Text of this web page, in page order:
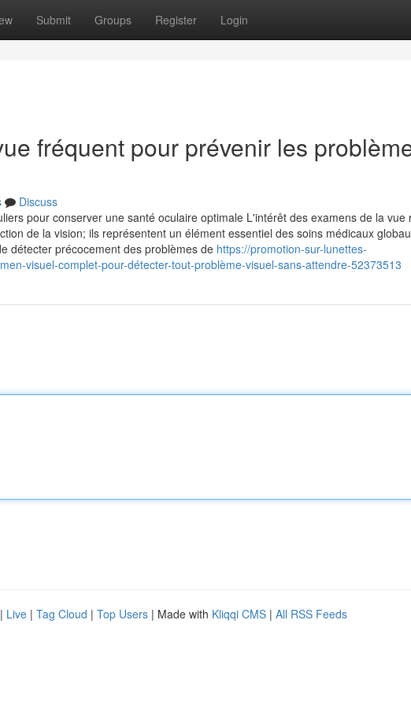
Submit Groups Register Login
fréquent pour prévenir les
Discuss
pour conserver une santé oculaire optimale L'intérêt des examens de la vue
de la vision; ils représentent un élément essentiel des soins médicaux
détecter précocement des problèmes de https://promotion-sur-lunettes-
visuel-complet-pour-détecter-tout-problème-visuel-sans-attendre-52373513
| Live | Tag Cloud | Top Users | Made with Kliqqi CMS | All RSS Feeds